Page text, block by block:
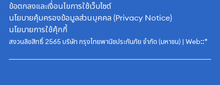
ข้อตกลงและเงื่อนไขการใช้เว็บไซต์
นโยบายคุ้มครองข้อมูลส่วนบุคคล (Privacy Notice)
นโยบายการใช้คุ้กกี้
สงวนลิขสิทธิ์ 2565 บริษัท กรุงไทยพานิชประกันภัย จำกัด (มหาชน) | Web::*